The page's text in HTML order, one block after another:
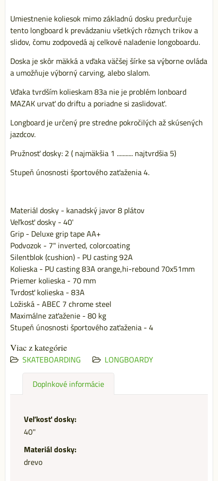
Umiestnenie koliesok mimo základnú dosku predurčuje
tento longboard k prevádzaniu všetkých rôznych trikov a
slidov, čomu zodpovedá aj celkové naladenie longoboardu.
Doska je skôr mäkká a vďaka väčšej šírke sa výborne ovláda
a umožňuje výborný carving, alebo slalom.
Vďaka tvrdším kolieskam 83a nie je problém lonboard
MAZAK urvať do driftu a poriadne si zaslidovať.
Longboard je určený pre stredne pokročilých až skúsených
jazdcov.
Pružnosť dosky: 2 ( najmäkšia 1 ........... najtvrdšia 5)
Stupeň únosnosti športového zaťaženia 4.
Materiál dosky - kanadský javor 8 plátov
Veľkosť dosky - 40'
Grip - Deluxe grip tape AA+
Podvozok - 7" inverted, colorcoating
Silentblok (cushion) - PU casting 92A
Kolieska - PU casting 83A orange,hi-rebound 70x51mm
Priemer kolieska - 70 mm
Tvrdosť kolieska - 83A
Ložiská - ABEC 7 chrome steel
Maximálne zaťaženie - 80 kg
Stupeň únosnosti športového zaťaženia - 4
Viac z kategórie
SKATEBOARDING
LONGBOARDY
Doplnkové informácie
Veľkosť dosky:
40''
Materiál dosky:
drevo